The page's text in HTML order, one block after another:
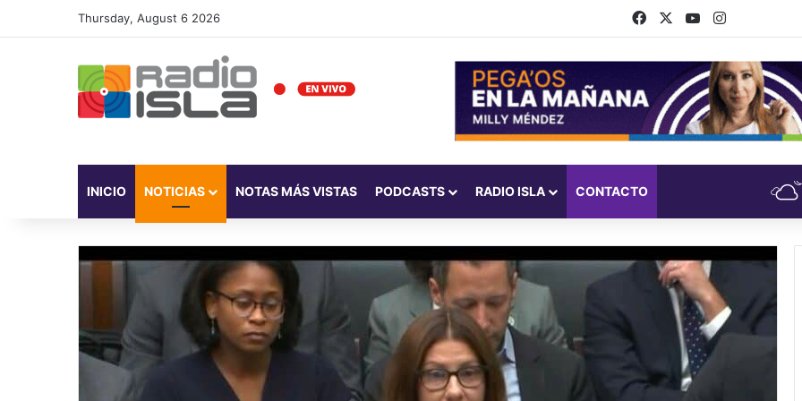
Thursday, August 6 2026 FacebookYouTubeInstagram
INICIO NOTICIAS NOTAS MÁS VISTAS PODCASTS RADIO ISLA CONTACTO